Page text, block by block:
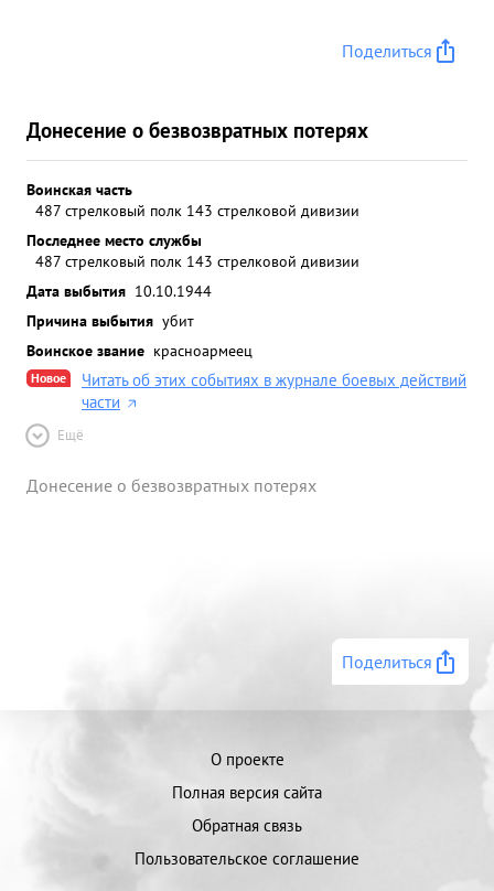
Поделиться
Донесение о безвозвратных потерях
Воинская часть
487 стрелковый полк 143 стрелковой дивизии
Последнее место службы
487 стрелковый полк 143 стрелковой дивизии
Дата выбытия 10.10.1944
Причина выбытия убит
Воинское звание красноармеец
Новое
Читать об этих событиях в журнале боевых действий
части
Ещё
Донесение о безвозвратных потерях
Поделиться
О проекте
Полная версия сайта
Обратная связь
Пользовательское соглашение